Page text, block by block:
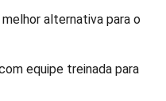
alternativa para o
equipe treinada para